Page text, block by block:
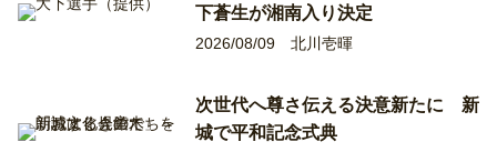
下蒼生が湘南入り決定
2026/08/09 北川壱暉
次世代へ尊さ伝える決意新たに 新
城で平和記念式典